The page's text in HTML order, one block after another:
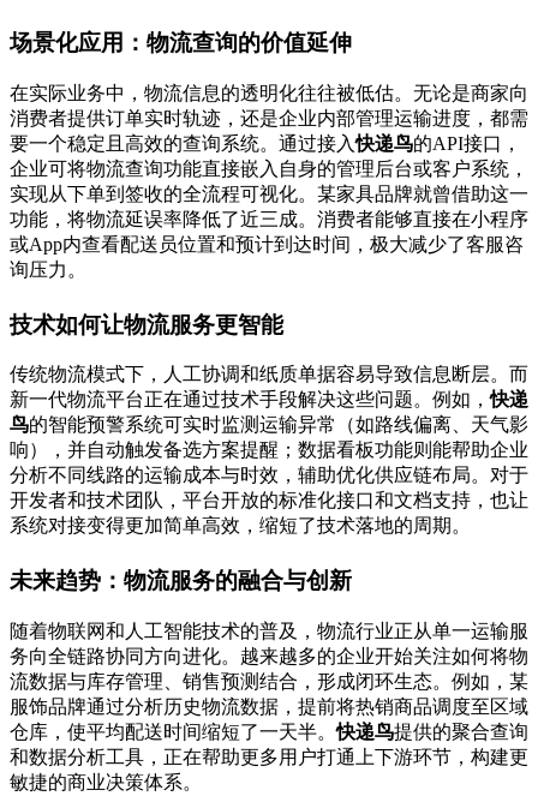
场景化应用：物流查询的价值延伸
在实际业务中，物流信息的透明化往往被低估。无论是商家向
消费者提供订单实时轨迹，还是企业内部管理运输进度，都需
要一个稳定且高效的查询系统。通过接入快递鸟的API接口，
企业可将物流查询功能直接嵌入自身的管理后台或客户系统，
实现从下单到签收的全流程可视化。某家具品牌就曾借助这一
功能，将物流延误率降低了近三成。消费者能够直接在小程序
或App内查看配送员位置和预计到达时间，极大减少了客服咨
询压力。
技术如何让物流服务更智能
传统物流模式下，人工协调和纸质单据容易导致信息断层。而
新一代物流平台正在通过技术手段解决这些问题。例如，快递
鸟的智能预警系统可实时监测运输异常（如路线偏离、天气影
响），并自动触发备选方案提醒；数据看板功能则能帮助企业
分析不同线路的运输成本与时效，辅助优化供应链布局。对于
开发者和技术团队，平台开放的标准化接口和文档支持，也让
系统对接变得更加简单高效，缩短了技术落地的周期。
未来趋势：物流服务的融合与创新
随着物联网和人工智能技术的普及，物流行业正从单一运输服
务向全链路协同方向进化。越来越多的企业开始关注如何将物
流数据与库存管理、销售预测结合，形成闭环生态。例如，某
服饰品牌通过分析历史物流数据，提前将热销商品调度至区域
仓库，使平均配送时间缩短了一天半。快递鸟提供的聚合查询
和数据分析工具，正在帮助更多用户打通上下游环节，构建更
敏捷的商业决策体系。